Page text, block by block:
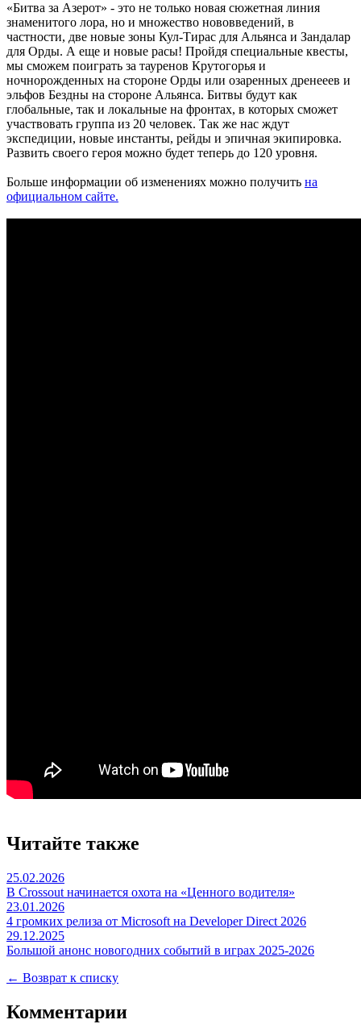
«Битва за Азерот» - это не только новая сюжетная линия
знаменитого лора, но и множество нововведений, в
частности, две новые зоны Кул-Тирас для Альянса и Зандалар
для Орды. А еще и новые расы! Пройдя специальные квесты,
мы сможем поиграть за тауренов Крутогорья и
ночнорожденных на стороне Орды или озаренных дренееев и
эльфов Бездны на стороне Альянса. Битвы будут как
глобальные, так и локальные на фронтах, в которых сможет
участвовать группа из 20 человек. Так же нас ждут
экспедиции, новые инстанты, рейды и эпичная экипировка.
Развить своего героя можно будет теперь до 120 уровня.
Больше информации об изменениях можно получить на
официальном сайте.
Читайте также
25.02.2026
В Crossout начинается охота на «Ценного водителя»
23.01.2026
4 громких релиза от Microsoft на Developer Direct 2026
29.12.2025
Большой анонс новогодних событий в играх 2025-2026
← Возврат к списку
Комментарии